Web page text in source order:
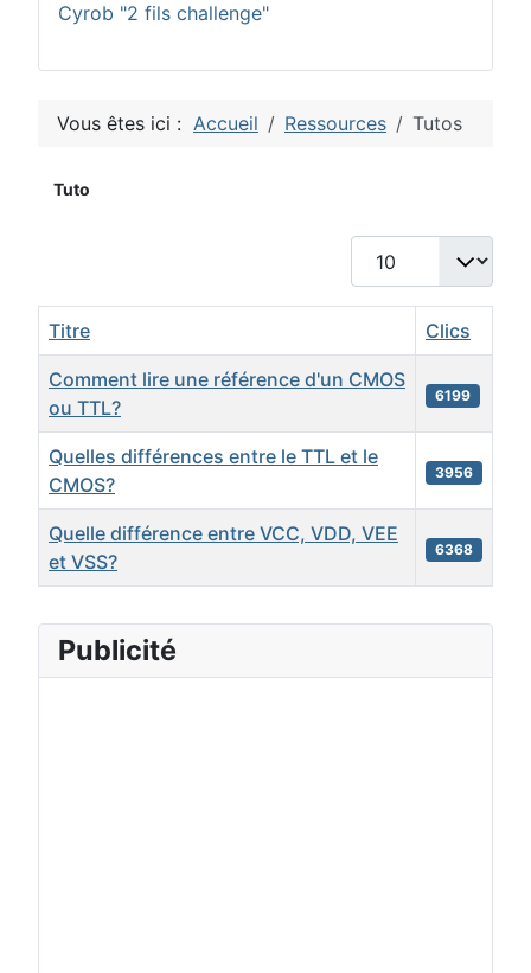
Cyrob "2 fils challenge"
Vous êtes ici : Accueil Ressources Tutos
Tuto
Afficher #
Titre Clics
Comment lire une référence d'un CMOS
ou TTL?
6199
Quelles différences entre le TTL et le
CMOS?
3956
Quelle différence entre VCC, VDD, VEE
et VSS?
6368
Publicité